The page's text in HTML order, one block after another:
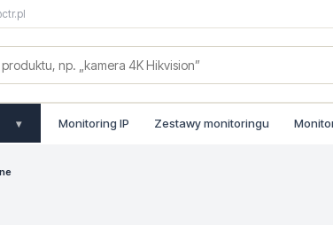
▾ Monitoring IP Zestawy monitoringu